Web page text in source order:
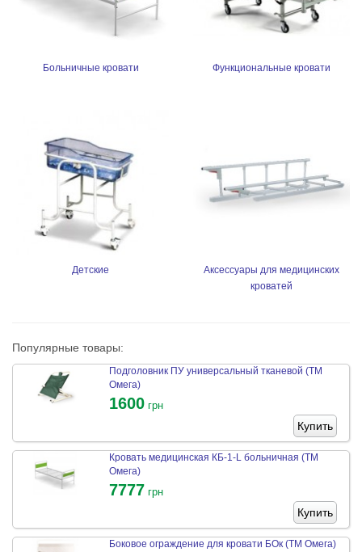
Больничные кровати Функциональные кровати
Детские
Аксессуары для медицинских
кроватей
Популярные товары:
Подголовник ПУ универсальный тканевой (ТМ
Омега)
1600 грн
Купить
Кровать медицинская КБ-1-L больничная (ТМ
Омега)
7777 грн
Купить
Боковое ограждение для кровати БОк (ТМ Омега)